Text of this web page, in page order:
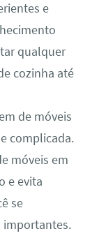
e
qualquer
cozinha até
de móveis
complicada.
móveis em
e evita
se
importantes.